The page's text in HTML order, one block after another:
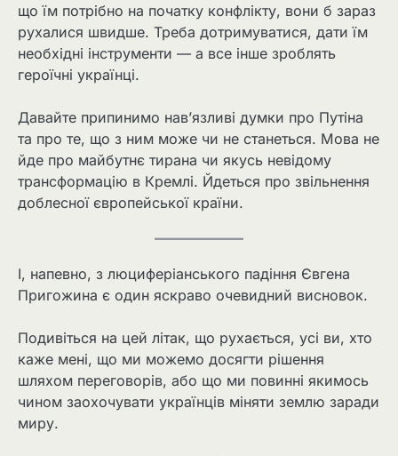
що їм потрібно на початку конфлікту, вони б зараз
рухалися швидше. Треба дотримуватися, дати їм
необхідні інструменти — а все інше зроблять
героїчні українці.
Давайте припинимо нав’язливі думки про Путіна
та про те, що з ним може чи не станеться. Мова не
йде про майбутнє тирана чи якусь невідому
трансформацію в Кремлі. Йдеться про звільнення
доблесної європейської країни.
І, напевно, з люциферіанського падіння Євгена
Пригожина є один яскраво очевидний висновок.
Подивіться на цей літак, що рухається, усі ви, хто
каже мені, що ми можемо досягти рішення
шляхом переговорів, або що ми повинні якимось
чином заохочувати українців міняти землю заради
миру.